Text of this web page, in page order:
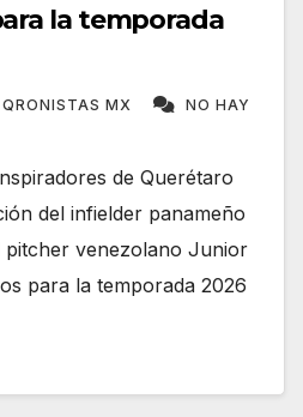
la temporada
QRONISTAS MX NO HAY
de Querétaro
del infielder panameño
pitcher venezolano Junior
para la temporada 2026